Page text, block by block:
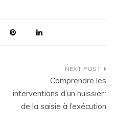
Comprendre les
interventions d’un huissier :
de la saisie à l’exécution